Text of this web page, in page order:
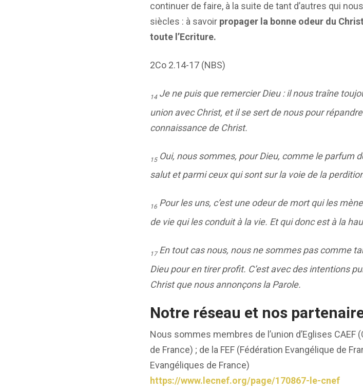
continuer de faire, à la suite de tant d’autres qui
siècles : à savoir propager la bonne odeur du
toute l’Ecriture.
2Co 2.14-17 (NBS)
14Je ne puis que remercier Dieu : il nous traîne
union avec Christ, et il se sert de nous pour
connaissance de Christ.
15Oui, nous sommes, pour Dieu, comme le parfum
salut et parmi ceux qui sont sur la voie de la
16 Pour les uns, c’est une odeur de mort qui les
de vie qui les conduit à la vie. Et qui donc est à la
17En tout cas nous, nous ne sommes pas comme
Dieu pour en tirer profit. C’est avec des intentions
Christ que nous annonçons la Parole.
Notre réseau et nos
Nous sommes membres de l’union d’Eglises
de France) ; de la FEF (Fédération Evangélique de
Evangéliques de France)
https://www.lecnef.org/page/170867-le-cnef: